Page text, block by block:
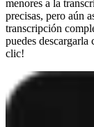
menores a la
precisas, pero aún
transcripción
puedes
clic!